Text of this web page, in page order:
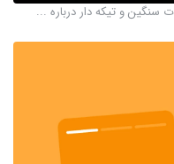
و تیکه دار درباره ...